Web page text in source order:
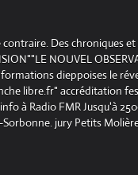
contraire. Des chroniques
NOUVEL
dieppoises le
libre.fr" accréditation
à Radio FMR Jusqu'à
jury Petits